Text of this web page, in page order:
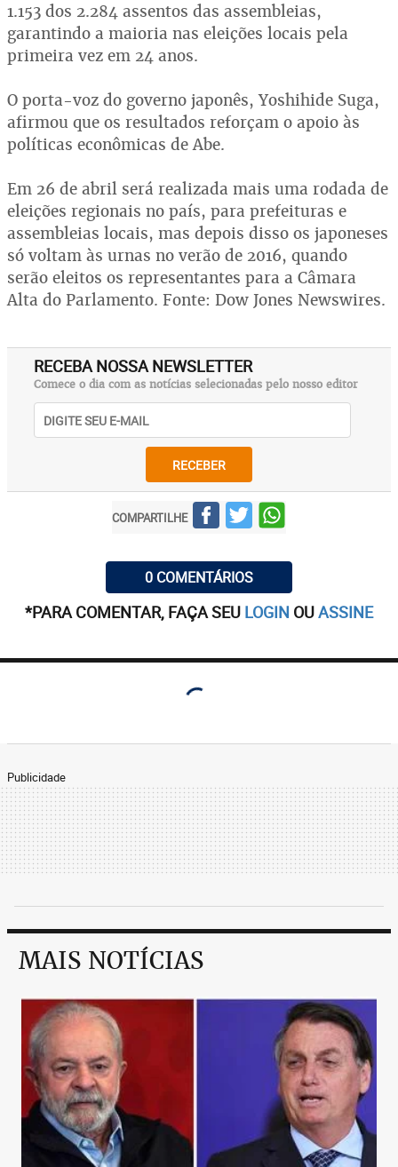
1.153 dos 2.284 assentos das assembleias,
garantindo a maioria nas eleições locais pela
primeira vez em 24 anos.
O porta-voz do governo japonês, Yoshihide Suga,
afirmou que os resultados reforçam o apoio às
políticas econômicas de Abe.
Em 26 de abril será realizada mais uma rodada de
eleições regionais no país, para prefeituras e
assembleias locais, mas depois disso os japoneses
só voltam às urnas no verão de 2016, quando
serão eleitos os representantes para a Câmara
Alta do Parlamento. Fonte: Dow Jones Newswires.
RECEBA NOSSA NEWSLETTER
Comece o dia com as notícias selecionadas pelo nosso editor
RECEBER
COMPARTILHE
0 COMENTÁRIOS
*PARA COMENTAR, FAÇA SEU LOGIN OUASSINE
Publicidade
MAIS NOTÍCIAS